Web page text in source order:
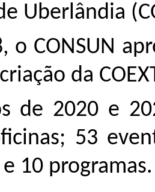
Uberlândia
o CONSUN
da
de 2020 e
53
10 programas.